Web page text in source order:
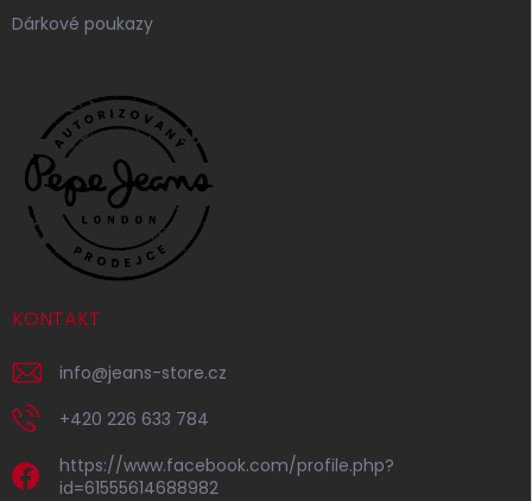
Dárkové poukazy
KONTAKT
info@jeans-store.cz
+420 226 633 784
https://www.facebook.com/profile.php?
id=61555614688982